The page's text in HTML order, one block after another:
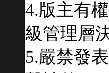
4.版主有
級管理層
5.嚴禁發